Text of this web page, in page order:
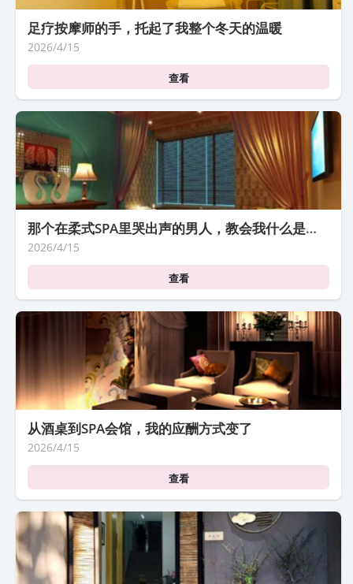
足疗按摩师的手，托起了我整个冬天的温暖
2026/4/15
查看
那个在柔式SPA里哭出声的男人，教会我什么是坚强
2026/4/15
查看
从酒桌到SPA会馆，我的应酬方式变了
2026/4/15
查看